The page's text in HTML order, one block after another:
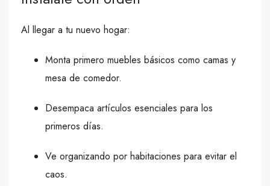
Al llegar a tu nuevo hogar:
Monta primero muebles básicos como camas y
mesa de comedor.
Desempaca artículos esenciales para los
primeros días.
Ve organizando por habitaciones para evitar el
caos.